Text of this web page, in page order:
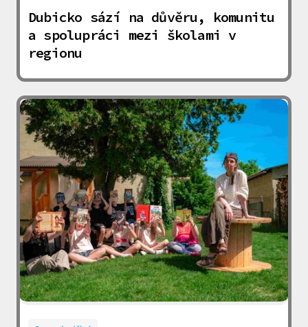
Dubicko sází na důvěru, komunitu
a spolupráci mezi školami v
regionu